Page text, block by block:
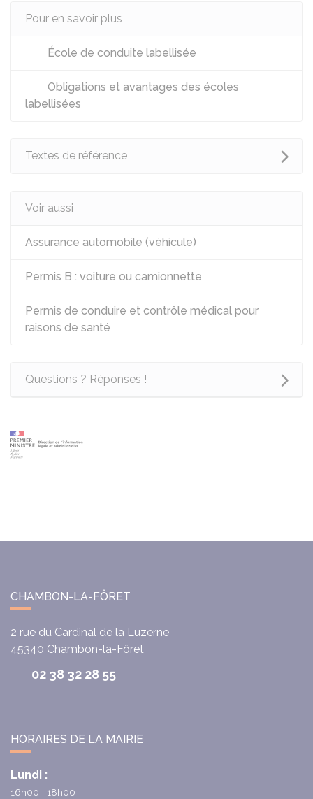
Pour en savoir plus
École de conduite labellisée
Obligations et avantages des écoles
labellisées
Textes de référence
Voir aussi
Assurance automobile (véhicule)
Permis B : voiture ou camionnette
Permis de conduire et contrôle médical pour
raisons de santé
Questions ? Réponses !
CHAMBON-LA-FÔRET
2 rue du Cardinal de la Luzerne
45340 Chambon-la-Fôret
02 38 32 28 55
HORAIRES DE LA MAIRIE
Lundi :
16h00 - 18h00